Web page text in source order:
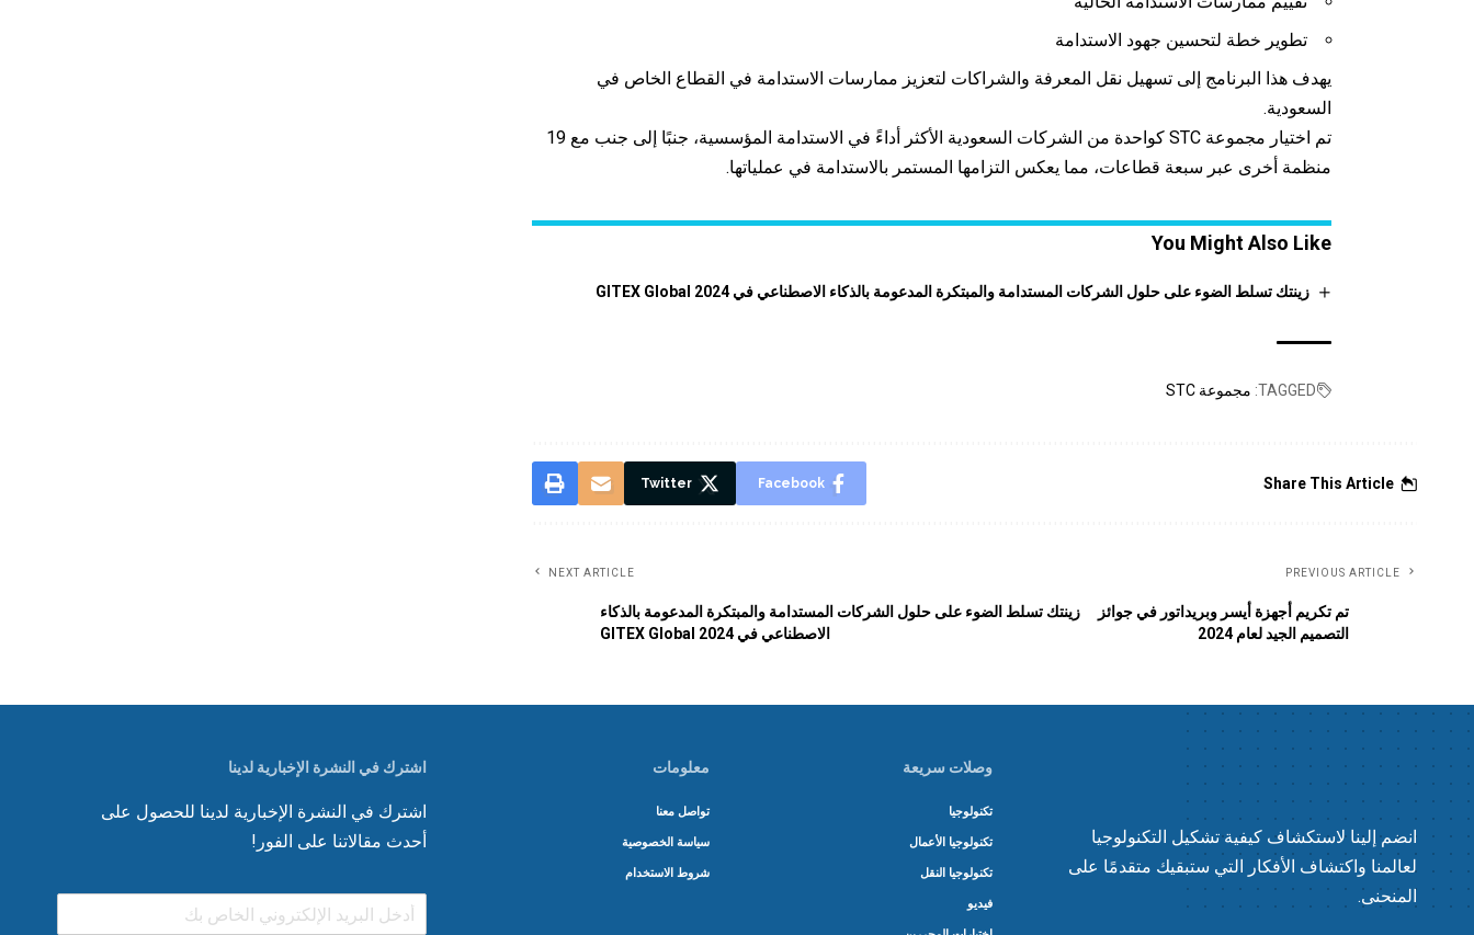
تطوير خطة لتحسين جهود الاستدامة
يهدف هذا البرنامج إلى تسهيل نقل المعرفة والشراكات لتعزيز ممارسات الاستدامة في القطاع الخاص في
السعودية.
تم اختيار مجموعة STC كواحدة من الشركات السعودية الأكثر أداءً في الاستدامة المؤسسية، جنبًا إلى جنب مع 19
منظمة أخرى عبر سبعة قطاعات، مما يعكس التزامها المستمر بالاستدامة في عملياتها.
You Might Also Like
زينتك تسلط الضوء على حلول الشركات المستدامة والمبتكرة المدعومة بالذكاء الاصطناعي في GITEX Global 2024
TAGGED: مجموعة STC
Share This Article
Facebook
Twitter
PREVIOUS ARTICLE
تم تكريم أجهزة أيسر وبريداتور في جوائز
التصميم الجيد لعام 2024
NEXT ARTICLE
زينتك تسلط الضوء على حلول الشركات المستدامة والمبتكرة المدعومة بالذكاء
الاصطناعي في GITEX Global 2024
انضم إلينا لاستكشاف كيفية تشكيل التكنولوجيا
لعالمنا واكتشاف الأفكار التي ستبقيك متقدمًا على
المنحنى.
وصلات سريعة
تكنولوجيا
تكنولوجيا الأعمال
تكنولوجيا النقل
فيديو
معلومات
تواصل معنا
سياسة الخصوصية
شروط الاستخدام
اشترك في النشرة الإخبارية لدينا
اشترك في النشرة الإخبارية لدينا للحصول على
أحدث مقالاتنا على الفور!